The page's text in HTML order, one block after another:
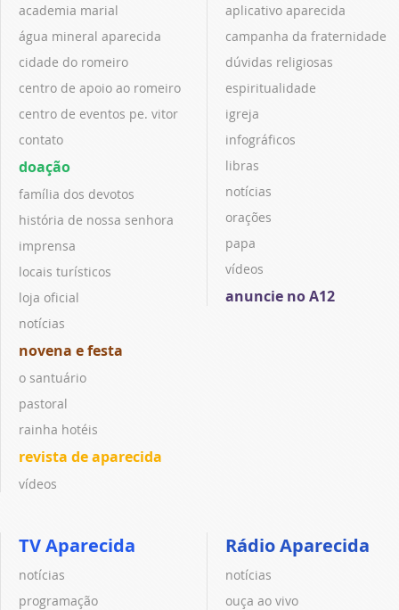
academia marial
água mineral aparecida
cidade do romeiro
centro de apoio ao romeiro
centro de eventos pe. vitor
contato
doação
família dos devotos
história de nossa senhora
imprensa
locais turísticos
loja oficial
notícias
novena e festa
o santuário
pastoral
rainha hotéis
revista de aparecida
vídeos
aplicativo aparecida
campanha da fraternidade
dúvidas religiosas
espiritualidade
igreja
infográficos
libras
notícias
orações
papa
vídeos
anuncie no A12
TV Aparecida
notícias
programação
Rádio Aparecida
notícias
ouça ao vivo